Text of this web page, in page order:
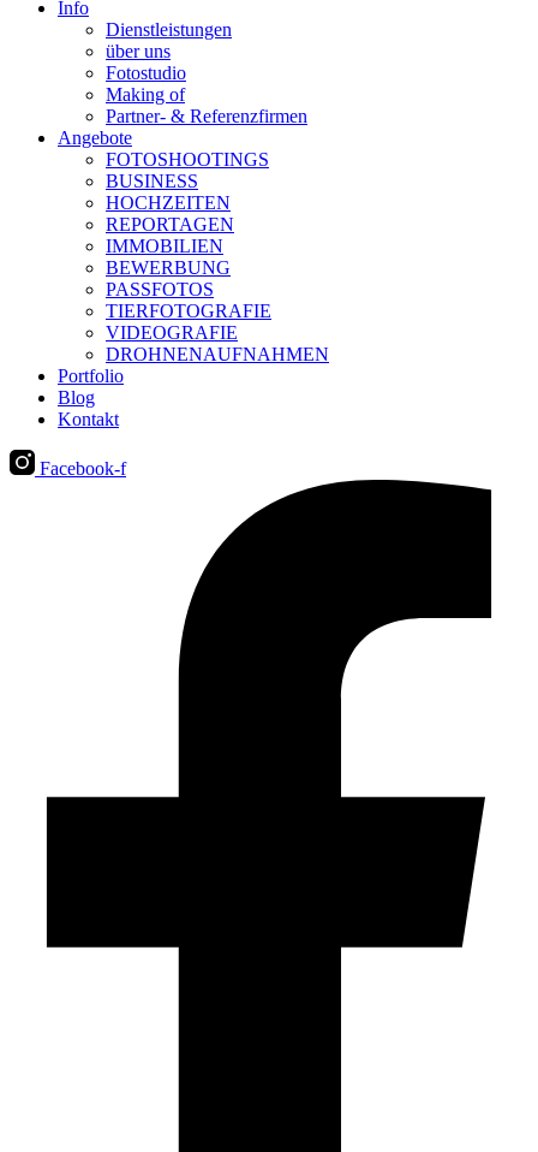
Info
Dienstleistungen
über uns
Fotostudio
Making of
Partner- & Referenzfirmen
Angebote
FOTOSHOOTINGS
BUSINESS
HOCHZEITEN
REPORTAGEN
IMMOBILIEN
BEWERBUNG
PASSFOTOS
TIERFOTOGRAFIE
VIDEOGRAFIE
DROHNENAUFNAHMEN
Portfolio
Blog
Kontakt
Facebook-f